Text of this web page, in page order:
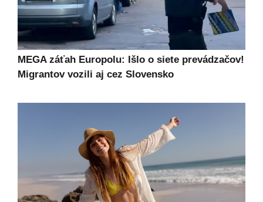
MEGA záťah Europolu: Išlo o siete prevádzačov!
Migrantov vozili aj cez Slovensko